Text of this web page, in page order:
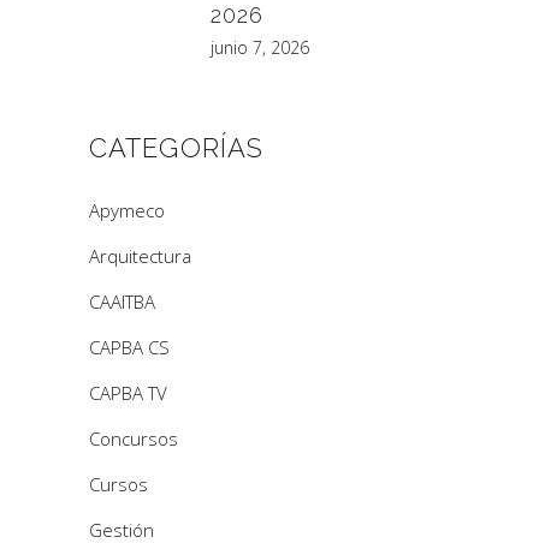
2026
junio 7, 2026
CATEGORÍAS
Apymeco
Arquitectura
CAAITBA
CAPBA CS
CAPBA TV
Concursos
Cursos
Gestión